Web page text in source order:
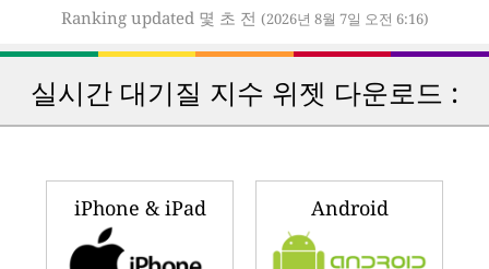
Ranking updated 몇 초 전 (2026년 8월 7일 오전 6:16)
실시간 대기질 지수 위젯 다운로드 :
iPhone & iPad Android